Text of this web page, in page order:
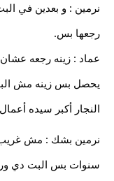
نرمين : و بعدين في
رجعها بس.
عماد : زينه رجعه
يحصل بس زينه مش
النجار أكبر سيده
نرمين بشك : مش غريب
سنوات بس البت دي